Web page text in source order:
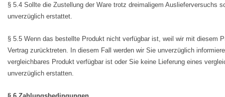
§ 5.4 Sollte die Zustellung der Ware trotz dreimaligem Auslieferversuchs
unverzüglich erstattet.
§ 5.5 Wenn das bestellte Produkt nicht verfügbar ist, weil wir mit diesem
Vertrag zurücktreten. In diesem Fall werden wir Sie unverzüglich
vergleichbares Produkt verfügbar ist oder Sie keine Lieferung eines
unverzüglich erstatten.